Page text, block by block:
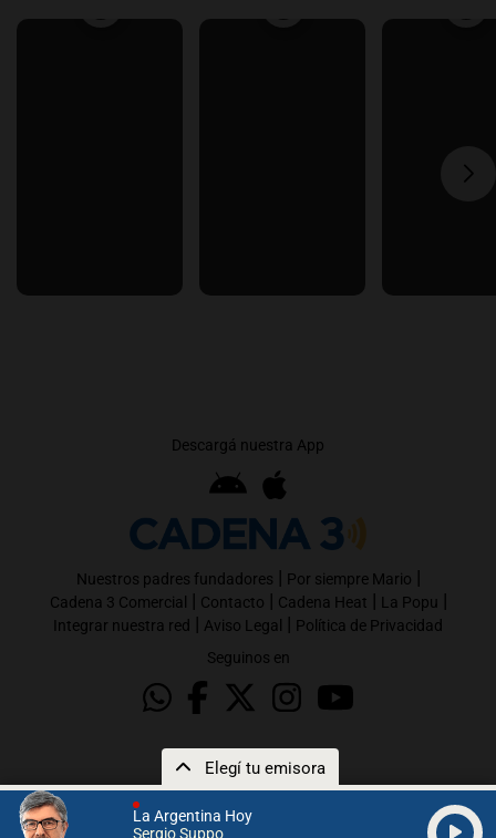
La Argentina Hoy
Sergio Suppo
Elegí tu emisora
Descargá nuestra App
Nuestros padres fundadores | Por siempre Mario |
Cadena 3 Comercial | Contacto | Cadena Heat | La Popu |
Integrar nuestra red | Aviso Legal | Política de Privacidad
Seguinos en